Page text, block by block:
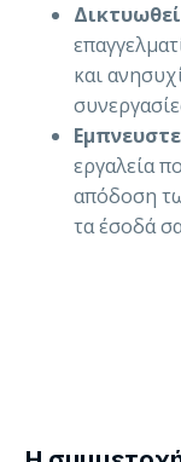
και
εργαλεία
απόδοση
τα έσοδά